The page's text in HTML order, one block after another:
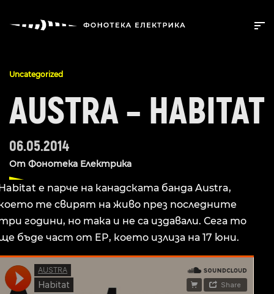
Uncategorized
AUSTRA – HABITAT
06.05.2014
От Фонотека Електрика
e парче на канадската банда Austra,
те свирят на живо през последните
години, но така и не са издавали. Сега то
бъде част от EP, което излиза на 17 юни.